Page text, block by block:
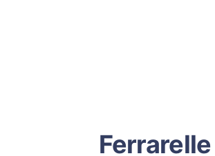
Ferrarelle